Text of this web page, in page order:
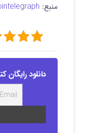
منبع:
دانلود رایگان